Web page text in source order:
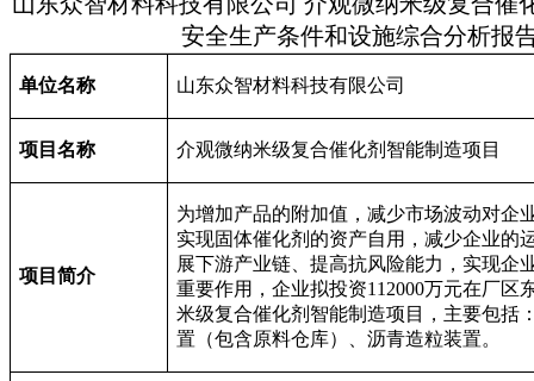
安全生产条件和设施综合分析报
单位名称 山东众智材料科技有限公司
项目名称 介观微纳米级复合催化剂智能制造项目
项目简介
为增加产品的附加值，减少市场波动对企
实现固体催化剂的资产自用，减少企业的
展下游产业链、提高抗风险能力，实现企
重要作用，企业拟投资112000万元在厂区
米级复合催化剂智能制造项目，主要包括
置（包含原料仓库）、沥青造粒装置。